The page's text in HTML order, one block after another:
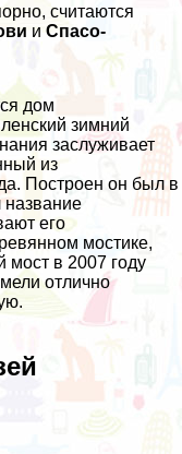
считаются
и Спасо-
дом
зимний
заслуживает
из
Построен он был в
название
его
мостике,
в 2007 году
отлично